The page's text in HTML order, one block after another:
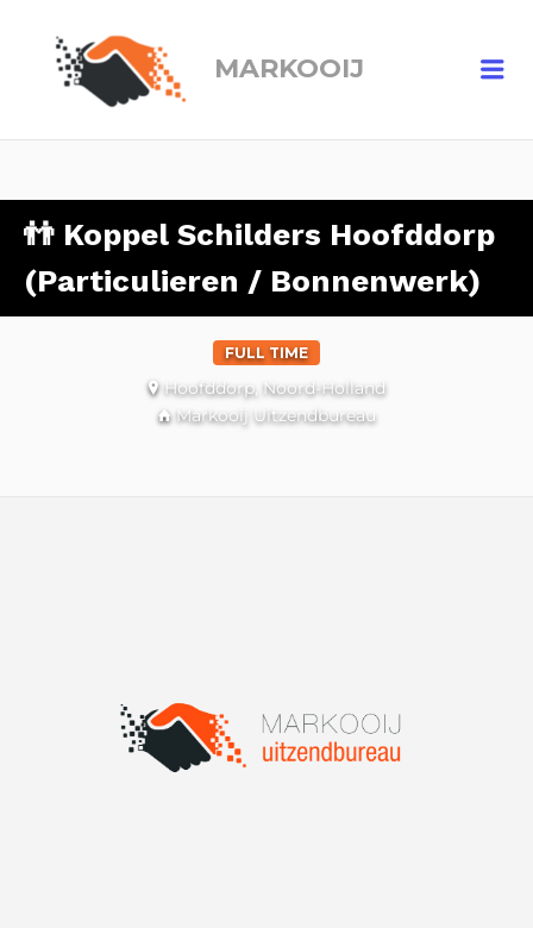
MARKOOIJ
👬 Koppel Schilders Hoofddorp
(Particulieren / Bonnenwerk)
FULL TIME
Hoofddorp, Noord-Holland
Markooij Uitzendbureau